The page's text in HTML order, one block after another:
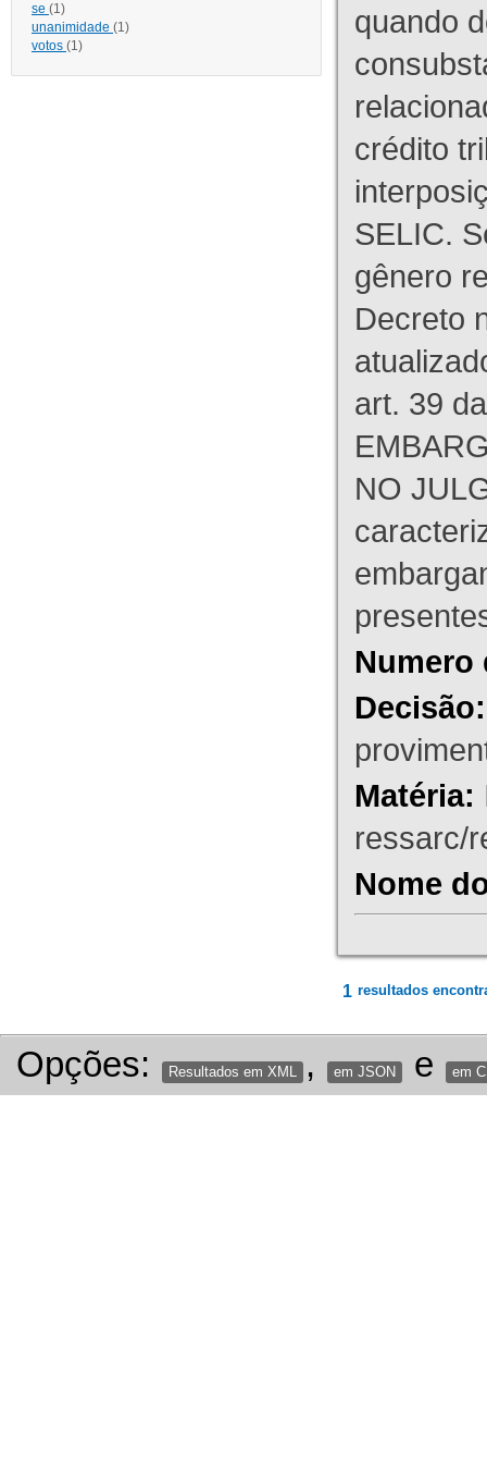
se (1)
unanimidade (1)
votos (1)
quando
crédito
SELIC.
gênero
Decreto
art. 39
NO
Numero
Decisão:
Matéria:
ressarc/
Nome
1 resultados
Opções: Resultados em XML , em JSON e em